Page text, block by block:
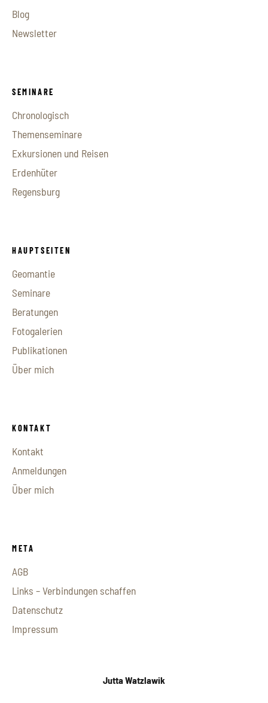
Blog
Newsletter
SEMINARE
Chronologisch
Themenseminare
Exkursionen und Reisen
Erdenhüter
Regensburg
HAUPTSEITEN
Geomantie
Seminare
Beratungen
Fotogalerien
Publikationen
Über mich
KONTAKT
Kontakt
Anmeldungen
Über mich
META
AGB
Links – Verbindungen schaffen
Datenschutz
Impressum
Jutta Watzlawik